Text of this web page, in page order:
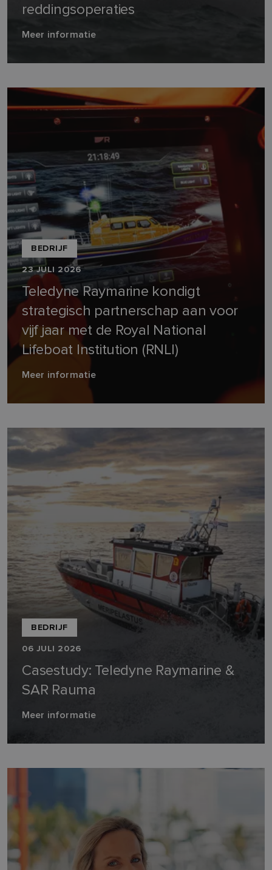
reddingsoperaties
Meer informatie
BEDRIJF
23 JULI 2026
Teledyne Raymarine kondigt
strategisch partnerschap aan voor
vijf jaar met de Royal National
Lifeboat Institution (RNLI)
Meer informatie
BEDRIJF
06 JULI 2026
Casestudy: Teledyne Raymarine &
SAR Rauma
Meer informatie